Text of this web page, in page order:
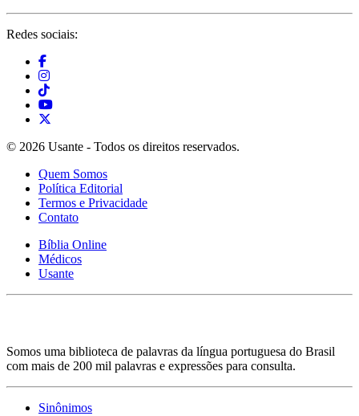
Redes sociais:
© 2026 Usante - Todos os direitos reservados.
Quem Somos
Política Editorial
Termos e Privacidade
Contato
Bíblia Online
Médicos
Usante
Somos uma biblioteca de palavras da língua portuguesa do Brasil
com mais de 200 mil palavras e expressões para consulta.
Sinônimos